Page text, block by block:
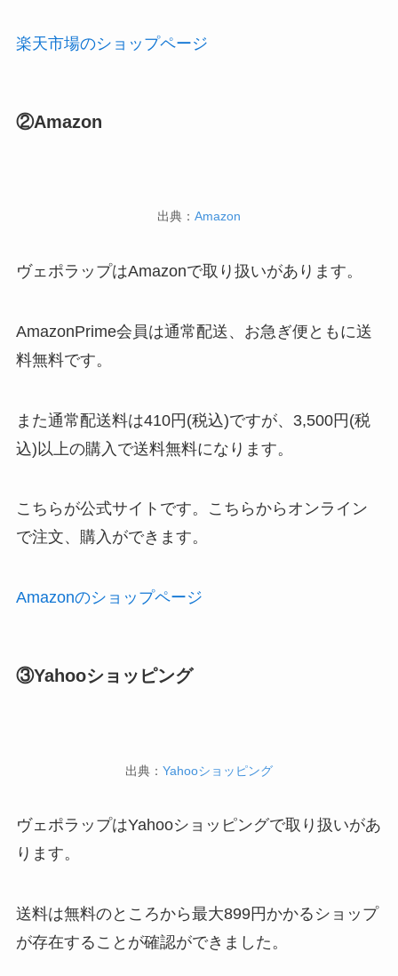
楽天市場のショップページ
②Amazon
出典： Amazon
ヴェポラップはAmazonで取り扱いがあります。
AmazonPrime会員は通常配送、お急ぎ便ともに送
料無料です。
また通常配送料は410円(税込)ですが、3,500円(税
込)以上の購入で送料無料になります。
こちらが公式サイトです。こちらからオンライン
で注文、購入ができます。
Amazonのショップページ
③Yahooショッピング
出典： Yahooショッピング
ヴェポラップはYahooショッピングで取り扱いがあ
ります。
送料は無料のところから最大899円かかるショップ
が存在することが確認ができました。